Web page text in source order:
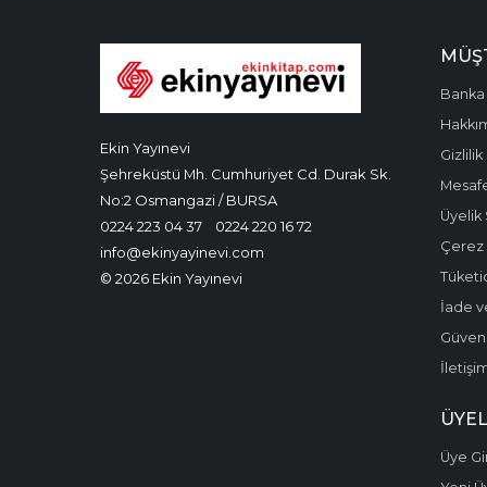
Ekin Yayınevi
Şehreküstü Mh. Cumhuriyet Cd. Durak Sk.
No:2 Osmangazi / BURSA
0224 223 04 37
0224 220 16 72
info@ekinyayinevi.com
© 2026 Ekin Yayınevi
Banka
Gizlilik
Üyelik
Çerez
İade
Üye